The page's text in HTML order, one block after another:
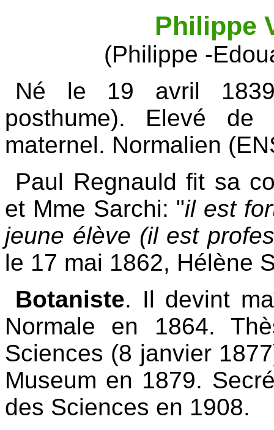
Philippe
(Philippe -
Né le 19 avril
posthume). Elevé
maternel. Normalien
Paul Regnauld fit sa
et Mme Sarchi: "il est
jeune élève (il est
le 17 mai 1862, Hélène
Botaniste. Il devint
Normale en 1864.
Sciences (8 janvier
Museum en 1879.
des Sciences en 1908.